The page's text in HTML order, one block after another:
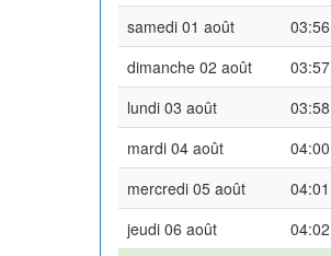
samedi 01 août
03:56
dimanche 02 août
03:57
lundi 03 août
03:58
mardi 04 août
04:00
mercredi 05 août
04:01
jeudi 06 août
04:02